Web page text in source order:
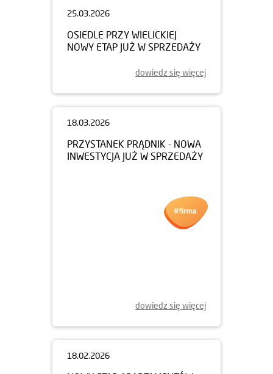
25.03.2026
OSIEDLE PRZY WIELICKIEJ
NOWY ETAP JUŻ W SPRZEDAŻY
dowiedz się więcej
18.03.2026
PRZYSTANEK PRĄDNIK - NOWA
INWESTYCJA JUŻ W SPRZEDAŻY
dowiedz się więcej